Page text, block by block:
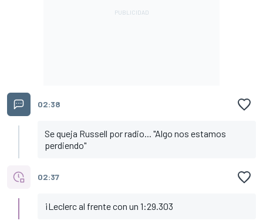
02:38
Se queja Russell por radio... "Algo nos estamos
perdiendo"
02:37
¡Leclerc al frente con un 1:29.303